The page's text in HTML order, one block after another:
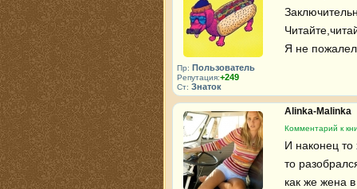
Пр: Пользователь
Репутация:+249
Ст: Знаток
Я не
Alinka-Malinka
Комментарий к
И наконец
то
как же жена